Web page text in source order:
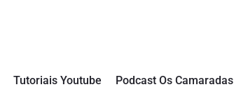
Tutoriais Youtube Podcast Os Camaradas